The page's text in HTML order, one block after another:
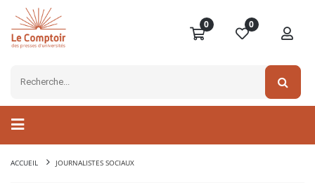
0 0
ACCUEIL JOURNALISTES SOCIAUX